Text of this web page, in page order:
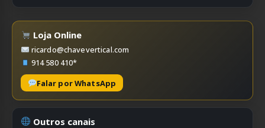
Loja Online
ricardo@chavevertical.com
914 580 410*
Falar por WhatsApp
Outros canais